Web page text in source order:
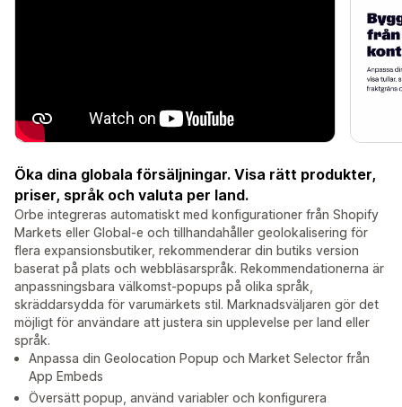
Öka dina globala försäljningar. Visa rätt produkter,
priser, språk och valuta per land.
Orbe integreras automatiskt med konfigurationer från Shopify
Markets eller Global-e och tillhandahåller geolokalisering för
flera expansionsbutiker, rekommenderar din butiks version
baserat på plats och webbläsarspråk. Rekommendationerna är
anpassningsbara välkomst-popups på olika språk,
skräddarsydda för varumärkets stil. Marknadsväljaren gör det
möjligt för användare att justera sin upplevelse per land eller
språk.
Anpassa din Geolocation Popup och Market Selector från
App Embeds
Översätt popup, använd variabler och konfigurera